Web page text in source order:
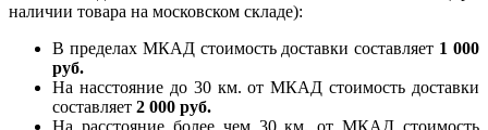
наличии товара на московском складе):
В пределах МКАД стоимость доставки составляет 1 000
руб.
На насcтояние до 30 км. от МКАД стоимость доставки
составляет 2 000 руб.
На расстояние более чем 30 км. от МКАД стоимость